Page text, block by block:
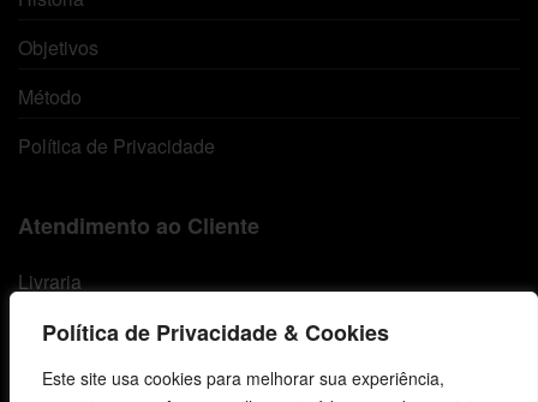
Política de Privacidade & Cookies
Este site usa cookies para melhorar sua experiência,
Objetivos
Método
Política de Privacidade
Atendimento ao Cliente
Livraria
Minha conta
Carrinho